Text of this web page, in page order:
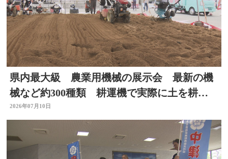
県内最大級 農業用機械の展示会 最新の機
械など約300種類 耕運機で実際に土を耕す
体験も 大分
2026年07月10日